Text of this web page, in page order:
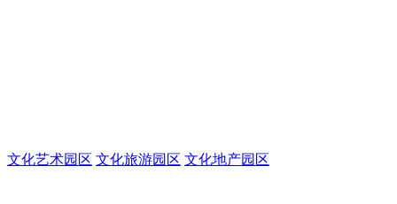
文化艺术园区 文化旅游园区 文化地产园区